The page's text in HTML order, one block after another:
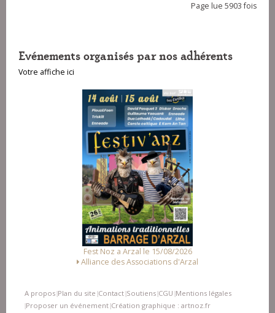
Page lue 5903 fois
Evénements organisés par nos adhérents
Votre affiche ici
Fest Noz a Arzal le 15/08/2026
Alliance des Associations d'Arzal
A propos Plan du site Contact Soutiens CGU Mentions légales
Proposer un événement Création graphique : artnoz.fr